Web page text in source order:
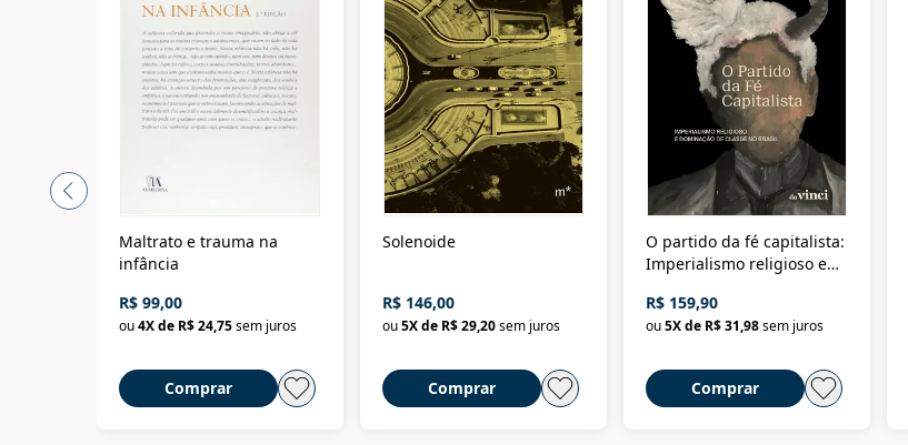
Maltrato e trauma na
infância
R$ 99,00
ou4X de R$ 24,75sem juros
Comprar
Solenoide
R$ 146,00
ou5X de R$ 29,20sem juros
Comprar
O partido da fé capitalista:
Imperialismo religioso e
Brasil
R$ 159,90
ou5X de R$ 31,98sem juros
Comprar